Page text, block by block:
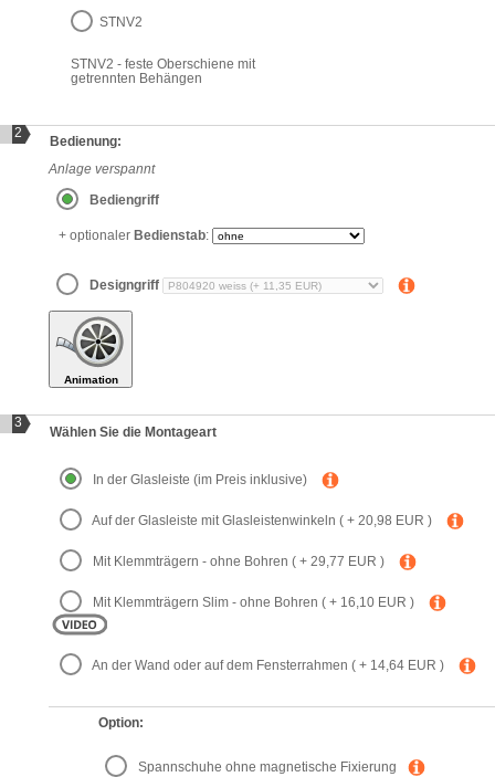
STNV2
STNV2 - feste Oberschiene mit
getrennten Behängen
Bedienung:
2
Anlage verspannt
Bediengriff
+ optionaler Bedienstab:
Designgriff
Animation
Wählen Sie die Montageart
3
In der Glasleiste (im Preis inklusive)
Auf der Glasleiste mit Glasleistenwinkeln ( + 20,98 EUR )
Mit Klemmträgern - ohne Bohren ( + 29,77 EUR )
Mit Klemmträgern Slim - ohne Bohren ( + 16,10 EUR )
An der Wand oder auf dem Fensterrahmen ( + 14,64 EUR )
Option:
Spannschuhe ohne magnetische Fixierung